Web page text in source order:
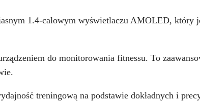
1.4-calowym wyświetlaczu AMOLED, który
do monitorowania fitnessu. To
treningową na podstawie dokładnych i